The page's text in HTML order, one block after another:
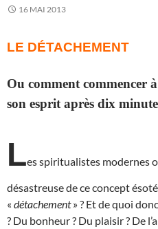
16 MAI 2013
LE DÉTACHEMENT
Ou comment commencer
son esprit après dix
Les spiritualistes modernes
désastreuse de ce concept
« détachement» ? Et de quoi
? Du bonheur ? Du plaisir ? De